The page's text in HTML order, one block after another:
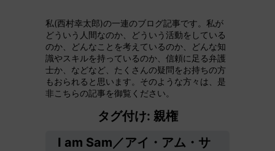
私(西村幸太郎)の一連のブログ記事です。私が
どういう人間なのか、どういう活動をしている
のか、どんなことを考えているのか、どんな知
識やスキルを持っているのか、信頼に足る弁護
士か、などなど、たくさんの疑問をお持ちの方
もおられると思います。そのような方々は、是
非こちらの記事を御覧ください。
タグ付け: 親権
I am Sam／アイ・アム・サ